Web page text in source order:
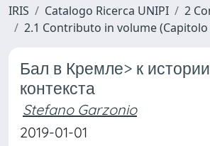
IRIS Catalogo Ricerca UNIPI
2
2.1 Contributo in volume (Capitolo
Бал в Кремле> к
контекста
Stefano Garzonio
2019-01-01